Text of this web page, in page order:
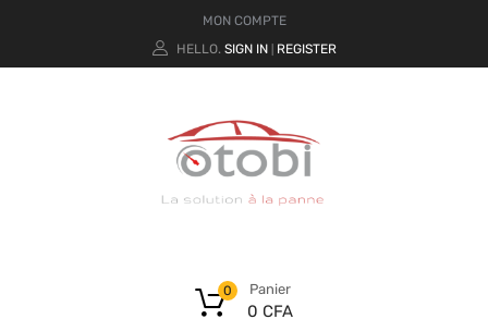
MON COMPTE
HELLO. SIGN IN REGISTER
Panier
0 CFA
0